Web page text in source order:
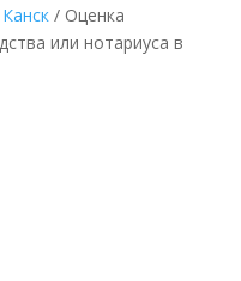
Канск/ Оценка
или нотариуса в